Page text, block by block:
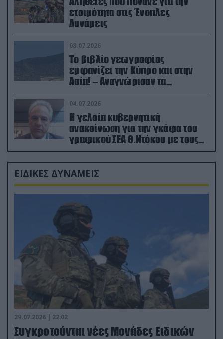
ετοιμότητα στις Ένοπλες
Δυνάμεις
08.07.2026
Το βιβλίο γεωγραφίας
εμφανίζει την Κύπρο και στην
Ασία! – Αναγνώρισαν τα
κατεχόμενα; (φωτο)
04.07.2026
Η γελοία κυβερνητική
ανακοίνωση για την γκάφα του
γραφικού ΣΕΑ Θ.Ντόκου με τους
Ρώσους φαρσέρ
ΕΙΔΙΚΕΣ ΔΥΝΑΜΕΙΣ
29.07.2026 | 22:02
Συγκροτούνται νέες Μονάδες Ειδικών